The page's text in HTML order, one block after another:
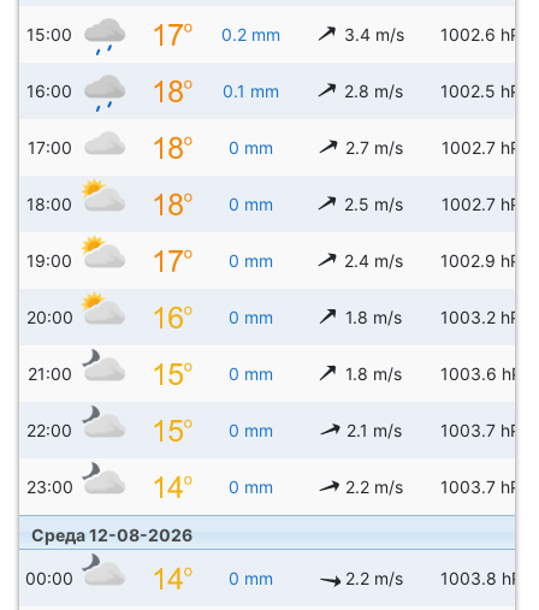
15:00 0.2 mm 3.4 m/s 1002.6 hPa
16:00 0.1 mm 2.8 m/s 1002.5 hPa
17:00 0 mm 2.7 m/s 1002.7 hPa
18:00 0 mm 2.5 m/s 1002.7 hPa
19:00 0 mm 2.4 m/s 1002.9 hPa
20:00 0 mm 1.8 m/s 1003.2 hPa
21:00 0 mm 1.8 m/s 1003.6 hPa
22:00 0 mm 2.1 m/s 1003.7 hPa
23:00 0 mm 2.2 m/s 1003.7 hPa
Среда 12-08-2026
00:00 0 mm 2.2 m/s 1003.8 hPa